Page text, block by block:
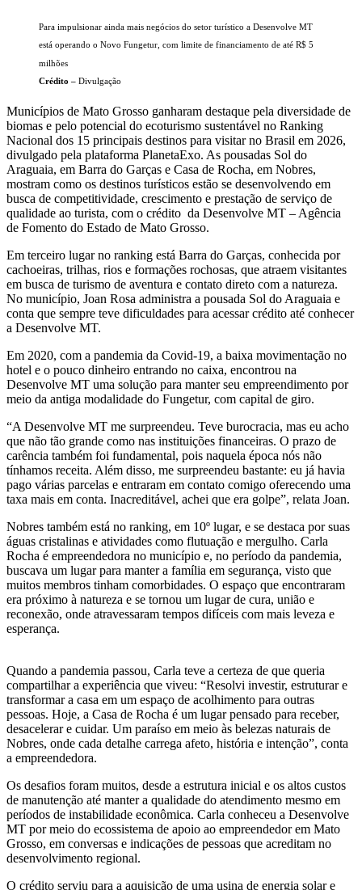
Para impulsionar ainda mais negócios do setor turístico a Desenvolve MT
está operando o Novo Fungetur, com limite de financiamento de até R$ 5
milhões
Crédito – Divulgação
Municípios de Mato Grosso ganharam destaque pela diversidade de
biomas e pelo potencial do ecoturismo sustentável no Ranking
Nacional dos 15 principais destinos para visitar no Brasil em 2026,
divulgado pela plataforma PlanetaExo. As pousadas Sol do
Araguaia, em Barra do Garças e Casa de Rocha, em Nobres,
mostram como os destinos turísticos estão se desenvolvendo em
busca de competitividade, crescimento e prestação de serviço de
qualidade ao turista, com o crédito da Desenvolve MT – Agência
de Fomento do Estado de Mato Grosso.
Em terceiro lugar no ranking está Barra do Garças, conhecida por
cachoeiras, trilhas, rios e formações rochosas, que atraem visitantes
em busca de turismo de aventura e contato direto com a natureza.
No município, Joan Rosa administra a pousada Sol do Araguaia e
conta que sempre teve dificuldades para acessar crédito até conhecer
a Desenvolve MT.
Em 2020, com a pandemia da Covid-19, a baixa movimentação no
hotel e o pouco dinheiro entrando no caixa, encontrou na
Desenvolve MT uma solução para manter seu empreendimento por
meio da antiga modalidade do Fungetur, com capital de giro.
“A Desenvolve MT me surpreendeu. Teve burocracia, mas eu acho
que não tão grande como nas instituições financeiras. O prazo de
carência também foi fundamental, pois naquela época nós não
tínhamos receita. Além disso, me surpreendeu bastante: eu já havia
pago várias parcelas e entraram em contato comigo oferecendo uma
taxa mais em conta. Inacreditável, achei que era golpe”, relata Joan.
Nobres também está no ranking, em 10º lugar, e se destaca por suas
águas cristalinas e atividades como flutuação e mergulho. Carla
Rocha é empreendedora no município e, no período da pandemia,
buscava um lugar para manter a família em segurança, visto que
muitos membros tinham comorbidades. O espaço que encontraram
era próximo à natureza e se tornou um lugar de cura, união e
reconexão, onde atravessaram tempos difíceis com mais leveza e
esperança.
Quando a pandemia passou, Carla teve a certeza de que queria
compartilhar a experiência que viveu: “Resolvi investir, estruturar e
transformar a casa em um espaço de acolhimento para outras
pessoas. Hoje, a Casa de Rocha é um lugar pensado para receber,
desacelerar e cuidar. Um paraíso em meio às belezas naturais de
Nobres, onde cada detalhe carrega afeto, história e intenção”, conta
a empreendedora.
Os desafios foram muitos, desde a estrutura inicial e os altos custos
de manutenção até manter a qualidade do atendimento mesmo em
períodos de instabilidade econômica. Carla conheceu a Desenvolve
MT por meio do ecossistema de apoio ao empreendedor em Mato
Grosso, em conversas e indicações de pessoas que acreditam no
desenvolvimento regional.
O crédito serviu para a aquisição de uma usina de energia solar e